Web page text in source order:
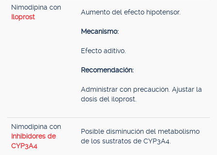
Nimodipina con
Iloprost
Aumento del efecto hipotensor.
Mecanismo:
Efecto aditivo.
Recomendación:
Administrar con precaución. Ajustar la
dosis del iloprost.
Nimodipina con
Inhibidores de
CYP3A4
Posible disminución del metabolismo
de los sustratos de CYP3A4.